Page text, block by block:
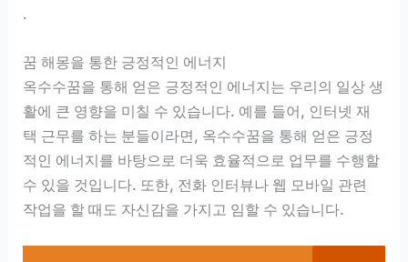
.
꿈 해몽을 통한 긍정적인 에너지
옥수수꿈을 통해 얻은 긍정적인 에너지는 우리의 일상 생
활에 큰 영향을 미칠 수 있습니다. 예를 들어, 인터넷 재
택 근무를 하는 분들이라면, 옥수수꿈을 통해 얻은 긍정
적인 에너지를 바탕으로 더욱 효율적으로 업무를 수행할
수 있을 것입니다. 또한, 전화 인터뷰나 웹 모바일 관련
작업을 할 때도 자신감을 가지고 임할 수 있습니다.